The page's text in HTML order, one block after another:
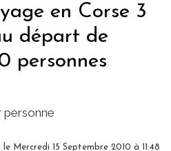
en Corse 3
départ de
personnes
personne
le Mercredi 15 Septembre 2010 à 11:48